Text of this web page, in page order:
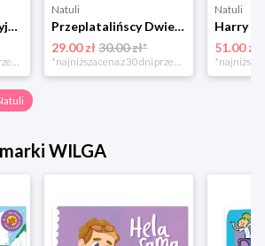
Mój ojciec, mój przyjaciel Element
*najniższa cena z 30 dni przed obniżką
Natuli
Przeplatalińscy Dwie siostry
29.00 zł 30.00 zł*
*najniższa cena z 30 dni przed obniżką
Natuli
51.00 zł
WILGA